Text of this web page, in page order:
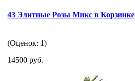
43 Элитные Розы Микс в Корзинке
(Оценок: 1)
14500 руб.